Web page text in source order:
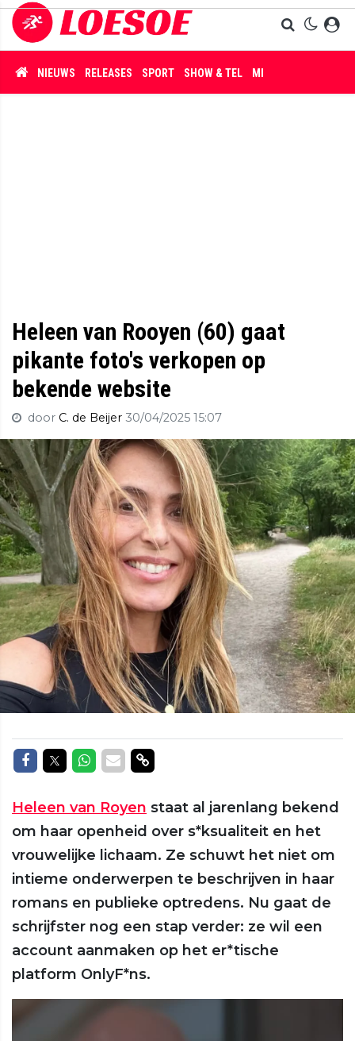
NIEUWS RELEASES SPORT SHOW & TEL MISDAAD
Heleen van Rooyen (60) gaat
pikante foto's verkopen op
bekende website
door C. de Beijer 30/04/2025 15:07
Delen op Facebook
Delen op Twitter
Delen op Whatsapp
Delen via Mail
Delen via link
Heleen van Royen staat al jarenlang bekend
om haar openheid over s*ksualiteit en het
vrouwelijke lichaam. Ze schuwt het niet om
intieme onderwerpen te beschrijven in haar
romans en publieke optredens. Nu gaat de
schrijfster nog een stap verder: ze wil een
account aanmaken op het er*tische
platform OnlyF*ns.